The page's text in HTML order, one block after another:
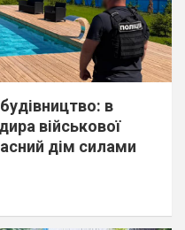
в
військової
дім силами